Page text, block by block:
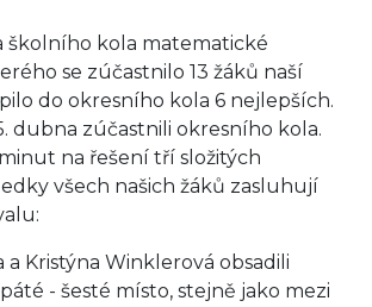
školního kola matematické
se zúčastnilo 13 žáků naší
do okresního kola 6 nejlepších.
dubna zúčastnili okresního kola.
na řešení tří složitých
všech našich žáků zasluhují
a Kristýna Winklerová obsadili
- šesté místo, stejně jako mezi